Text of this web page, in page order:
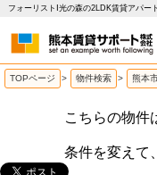
TOPページ > 物件検索 > 熊本
こちらの物件
条件を変えて